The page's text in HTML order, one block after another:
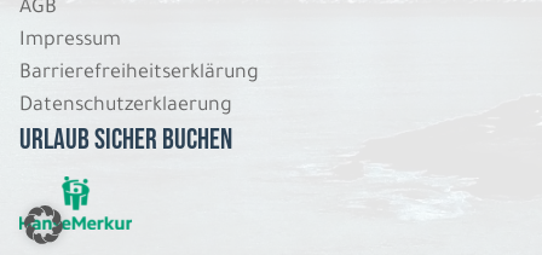
AGB
Impressum
Barrierefreiheitserklärung
Datenschutzerklaerung
Urlaub sicher buchen